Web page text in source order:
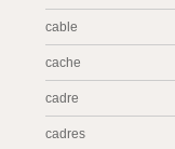
cable
cache
cadre
cadres